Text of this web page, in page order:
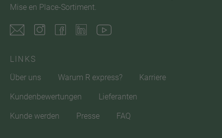
Mise en Place-Sortiment.
LINKS
Über uns
Warum R express? Karriere
Kundenbewertungen Lieferanten
Kunde werden Presse FAQ